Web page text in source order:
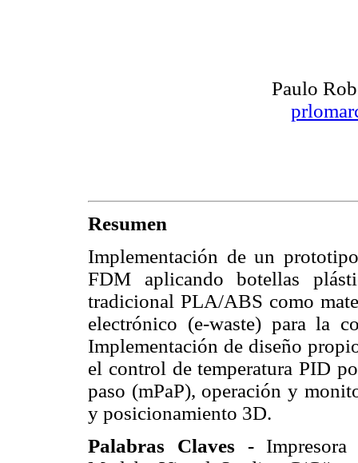
Paulo
Resumen
Implementación de un
FDM aplicando botellas
tradicional PLA/ABS como
electrónico (e-waste) para la
Implementación de diseño
el control de temperatura PID
paso (mPaP), operación y
y posicionamiento 3D.
Palabras Claves -Impresora